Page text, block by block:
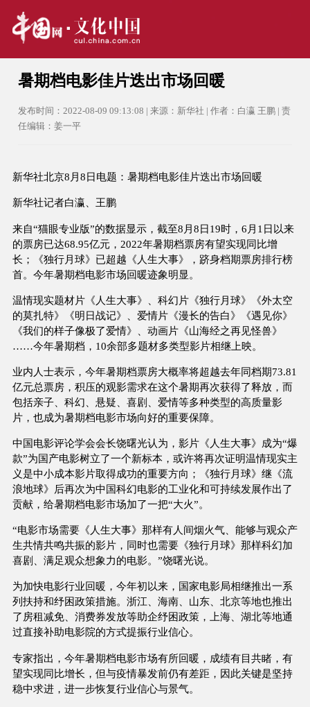
暑期档电影佳片迭出市场回暖
发布时间：2022-08-09 09:13:08 | 来源：新华社 | 作者：白瀛 王鹏 | 责
任编辑：姜一平
新华社北京8月8日电题：暑期档电影佳片迭出市场回暖
新华社记者白瀛、王鹏
来自“猫眼专业版”的数据显示，截至8月8日19时，6月1日以来
的票房已达68.95亿元，2022年暑期档票房有望实现同比增
长；《独行月球》已超越《人生大事》，跻身档期票房排行榜
首。今年暑期档电影市场回暖迹象明显。
温情现实题材片《人生大事》、科幻片《独行月球》《外太空
的莫扎特》《明日战记》、爱情片《漫长的告白》《遇见你》
《我们的样子像极了爱情》、动画片《山海经之再见怪兽》
……今年暑期档，10余部多题材多类型影片相继上映。
业内人士表示，今年暑期档票房大概率将超越去年同档期73.81
亿元总票房，积压的观影需求在这个暑期再次获得了释放，而
包括亲子、科幻、悬疑、喜剧、爱情等多种类型的高质量影
片，也成为暑期档电影市场向好的重要保障。
中国电影评论学会会长饶曙光认为，影片《人生大事》成为“爆
款”为国产电影树立了一个新标本，或许将再次证明温情现实主
义是中小成本影片取得成功的重要方向；《独行月球》继《流
浪地球》后再次为中国科幻电影的工业化和可持续发展作出了
贡献，给暑期档电影市场加了一把“大火”。
“电影市场需要《人生大事》那样有人间烟火气、能够与观众产
生共情共鸣共振的影片，同时也需要《独行月球》那样科幻加
喜剧、满足观众想象力的电影。”饶曙光说。
为加快电影行业回暖，今年初以来，国家电影局相继推出一系
列扶持和纾困政策措施。浙江、海南、山东、北京等地也推出
了房租减免、消费券发放等助企纾困政策，上海、湖北等地通
过直接补助电影院的方式提振行业信心。
专家指出，今年暑期档电影市场有所回暖，成绩有目共睹，有
望实现同比增长，但与疫情暴发前仍有差距，因此关键是坚持
稳中求进，进一步恢复行业信心与景气。